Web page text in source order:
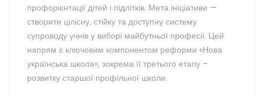
профорієнтації дітей і підлітків. Мета ініціативи —
створити цілісну, стійку та доступну систему
супроводу учнів у виборі майбутньої професії. Цей
напрям є ключовим компонентом реформи «Нова
українська школа», зокрема її третього етапу –
розвитку старшої профільної школи.